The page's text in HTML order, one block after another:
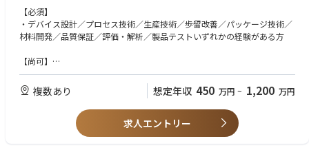
対象デバイスは次のとおり
①IGBT、ダイオード、パワーモジュール（兵庫県揖保郡太子町／石川県
能美市）
③パワーMOSFET（石川県能美市）
⑤小信号デバイス。特に汎用小型IC（神奈川県川崎市） ※（）内は想
定勤務地
【必須】
・デバイス設計／プロセス技術／生産技術／歩留改善／パッケージ技術／
材料開発／品質保証／評価・解析／製品テストいずれかの経験がある方
【尚可】
・ディスクリート半導体デバイス開発業務の経験のある方
・以下のディスクリート半導体デバイス開発業務の経験のある方
①IGBT、ダイオード、パワーモジュール
②アイソレーションデバイス・半導体リレー
③パワーMOSFET
④小信号デバイス。特にMOSFET
複数あり 想定年収 450 万円 ~ 1,200 万円
求人エントリー